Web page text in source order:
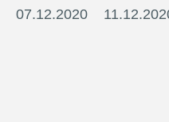
07.12.2020